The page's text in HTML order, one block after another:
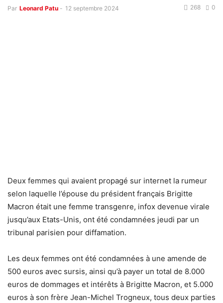
Par Leonard Patu - 12 septembre 2024 0
268
Deux femmes qui avaient propagé sur internet la rumeur
selon laquelle l’épouse du président français Brigitte
Macron était une femme transgenre, infox devenue virale
jusqu’aux Etats-Unis, ont été condamnées jeudi par un
tribunal parisien pour diffamation.
Les deux femmes ont été condamnées à une amende de
500 euros avec sursis, ainsi qu’à payer un total de 8.000
euros de dommages et intérêts à Brigitte Macron, et 5.000
euros à son frère Jean-Michel Trogneux, tous deux parties